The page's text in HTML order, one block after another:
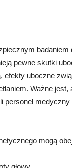
pewne skutki
efekty uboczne
Ważne
personel
mogą